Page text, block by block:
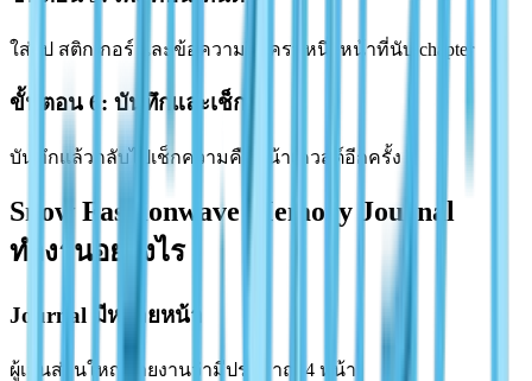
ใส่รูป สติกเกอร์ และข้อความให้ครบหนึ่งหน้าที่นับ chapter
ขั้นตอน 6: บันทึกและเช็ก
บันทึกแล้วกลับไปเช็กความคืบหน้าเควสต์อีกครั้ง
Snow Fashionwave Memory Journal
ทำงานอย่างไร
Journal มีหลายหน้า
ผู้เล่นส่วนใหญ่รายงานว่ามีประมาณ 4 หน้า